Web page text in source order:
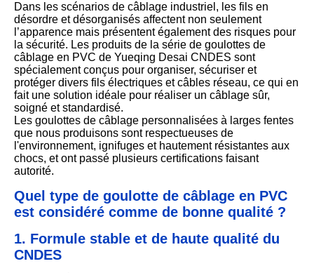
Dans les scénarios de câblage industriel, les fils en
désordre et désorganisés affectent non seulement
l’apparence mais présentent également des risques pour
la sécurité. Les produits de la série de goulottes de
câblage en PVC de Yueqing Desai CNDES sont
spécialement conçus pour organiser, sécuriser et
protéger divers fils électriques et câbles réseau, ce qui en
fait une solution idéale pour réaliser un câblage sûr,
soigné et standardisé.
Les goulottes de câblage personnalisées à larges fentes
que nous produisons sont respectueuses de
l'environnement, ignifuges et hautement résistantes aux
chocs, et ont passé plusieurs certifications faisant
autorité.
Quel type de goulotte de câblage en PVC
est considéré comme de bonne qualité ?
1. Formule stable et de haute qualité du
CNDES